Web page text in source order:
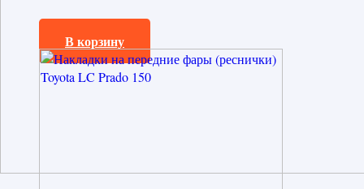
994,0₽
В корзину